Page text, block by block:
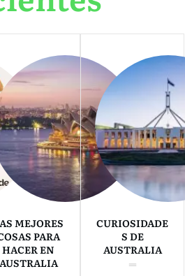
MEJORES
PARA
HACER EN
AUSTRALIA
CURIOSIDADE
S DE
AUSTRALIA